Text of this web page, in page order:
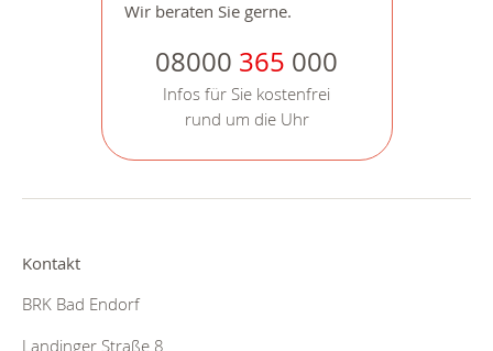
Wir beraten Sie gerne.
08000 365 000
Infos für Sie kostenfrei
rund um die Uhr
Kontakt
BRK Bad Endorf
Landinger Straße 8